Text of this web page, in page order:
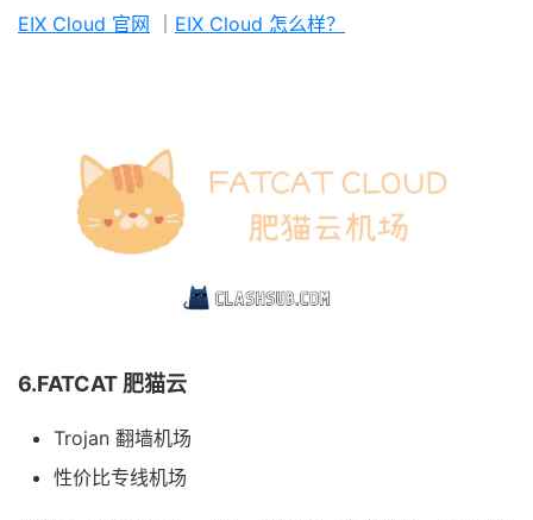
EIX Cloud 官网 EIX Cloud 怎么样？
6.FATCAT 肥猫云
Trojan 翻墙机场
性价比专线机场